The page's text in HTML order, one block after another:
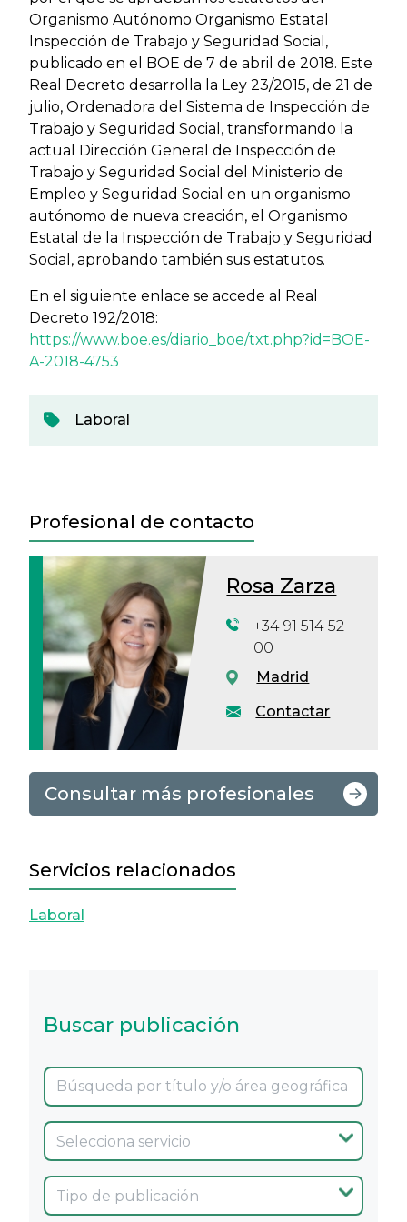
Organismo Autónomo Organismo Estatal
Inspección de Trabajo y Seguridad Social,
publicado en el BOE de 7 de abril de 2018. Este
Real Decreto desarrolla la Ley 23/2015, de 21 de
julio, Ordenadora del Sistema de Inspección de
Trabajo y Seguridad Social, transformando la
actual Dirección General de Inspección de
Trabajo y Seguridad Social del Ministerio de
Empleo y Seguridad Social en un organismo
autónomo de nueva creación, el Organismo
Estatal de la Inspección de Trabajo y Seguridad
Social, aprobando también sus estatutos.
En el siguiente enlace se accede al Real
Decreto 192/2018:
https://www.boe.es/diario_boe/txt.php?id=BOE-
A-2018-4753
Laboral
Profesional de contacto
Rosa Zarza
Contactar
+34 91 514 52
00
Madrid
Consultar más profesionales
Servicios relacionados
Laboral
Buscar publicación